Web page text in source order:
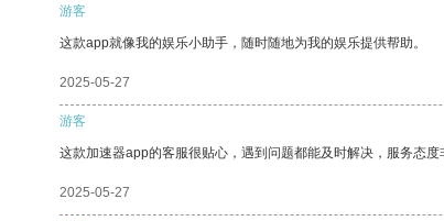
游客
这款app就像我的娱乐小助手，随时随地为我的娱乐提供帮助。
2025-05-27
游客
这款加速器app的客服很贴心，遇到问题都能及时解决，服务态度
2025-05-27